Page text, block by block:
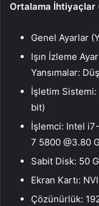
Ortalama İhtiyaçlar
Genel Ayarlar
Işın İzleme
Yansımalar:
İşletim Sistemi:
bit)
İşlemci: Intel
7 5800 @3.80
Sabit Disk: 50
Ekran Kartı:
Çözünürlük: